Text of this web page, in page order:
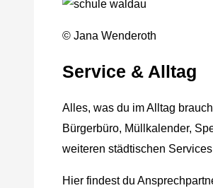
© Jana Wenderoth
Service & Alltag
Alles, was du im Alltag
Bürgerbüro, Müllkalender,
weiteren städtischen
Hier findest du